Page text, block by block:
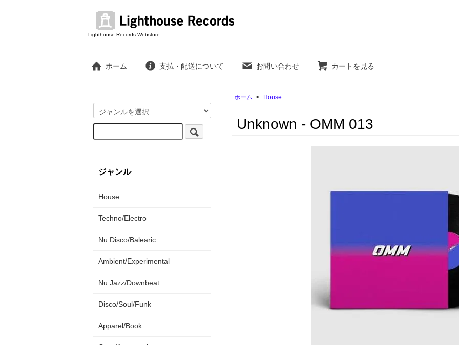
Lighthouse Records Webstore
ホーム 支払・配送について お問い合わせ カートを見る
ホーム > House
Unknown - OMM 013
ジャンル
House
Techno/Electro
Nu Disco/Balearic
Ambient/Experimental
Nu Jazz/Downbeat
Disco/Soul/Funk
Apparel/Book